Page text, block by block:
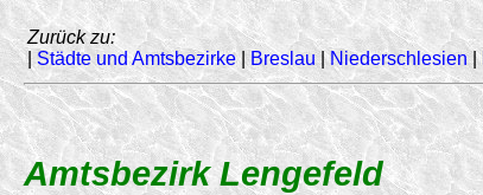
Zurück zu:
| Städte und Amtsbezirke|Breslau|Niederschlesien|
Amtsbezirk Lengefeld